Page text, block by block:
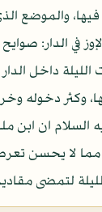
فيها، والموضع
في الدار: صوايح
داخل
وكثر دخوله
السلام ان ابن
مما لا يحسن
لتمضى